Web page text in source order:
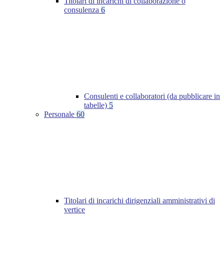
consulenza 6
Consulenti e collaboratori (da pubblicare in
tabelle) 5
Personale 60
Titolari di incarichi dirigenziali amministrativi di
vertice